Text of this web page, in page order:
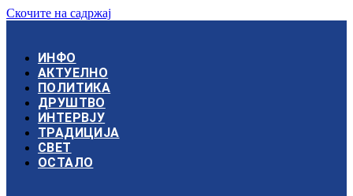
Скочите на садржај
ИНФО
АКТУЕЛНО
ПОЛИТИКА
ДРУШТВО
ИНТЕРВЈУ
ТРАДИЦИЈА
СВЕТ
ОСТАЛО